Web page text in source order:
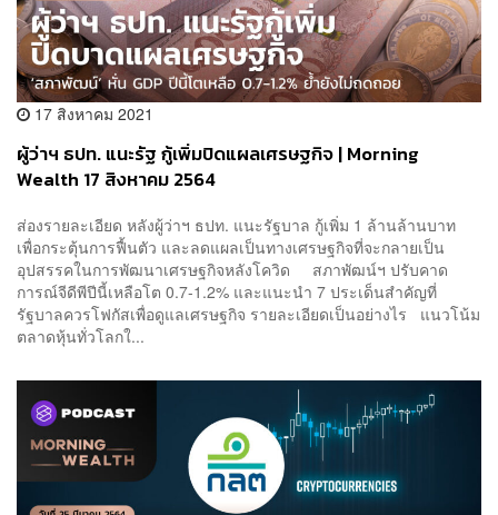
17 สิงหาคม 2021
ผู้ว่าฯ ธปท. แนะรัฐ กู้เพิ่มปิดแผลเศรษฐกิจ | Morning
Wealth 17 สิงหาคม 2564
ส่องรายละเอียด หลังผู้ว่าฯ ธปท. แนะรัฐบาล กู้เพิ่ม 1 ล้านล้านบาท
เพื่อกระตุ้นการฟื้นตัว และลดแผลเป็นทางเศรษฐกิจที่จะกลายเป็น
อุปสรรคในการพัฒนาเศรษฐกิจหลังโควิด สภาพัฒน์ฯ ปรับคาด
การณ์จีดีพีปีนี้เหลือโต 0.7-1.2% และแนะนำ 7 ประเด็นสำคัญที่
รัฐบาลควรโฟกัสเพื่อดูแลเศรษฐกิจ รายละเอียดเป็นอย่างไร แนวโน้ม
ตลาดหุ้นทั่วโลกใ...